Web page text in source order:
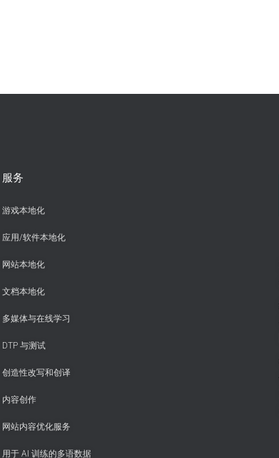
服务
游戏本地化
应用/软件本地化
网站本地化
文档本地化
多媒体与在线学习
DTP 与测试
创造性改写和创译
内容创作
网站内容优化服务
用于 AI 训练的多语数据